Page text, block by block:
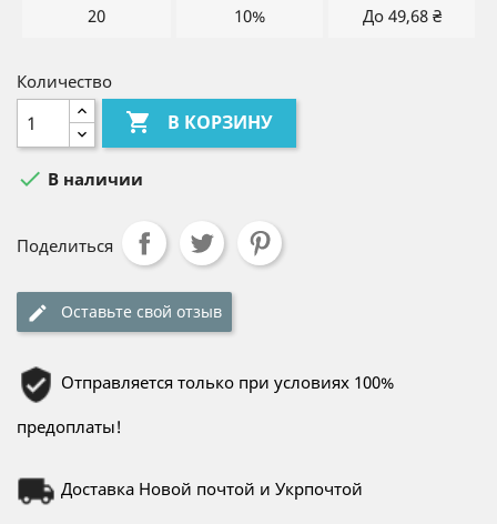
20 10% До 49,68 ₴
Количество
 В КОРЗИНУ
 В наличии
Поделиться
Оставьте свой отзыв
Отправляется только при условиях 100%
предоплаты!
Доставка Новой почтой и Укрпочтой